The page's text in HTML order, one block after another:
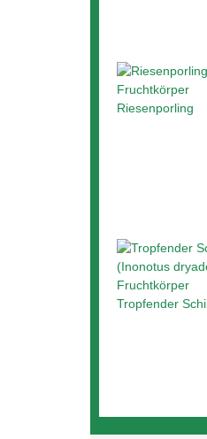
Riesenporling
Tropfender